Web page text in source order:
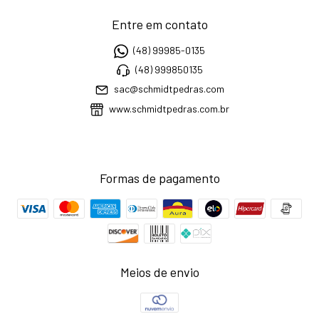
Entre em contato
(48) 99985-0135
(48) 999850135
sac@schmidtpedras.com
www.schmidtpedras.com.br
Formas de pagamento
Meios de envio